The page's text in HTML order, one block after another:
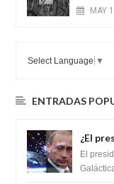
MAY
Select Language ▼
ENTRADAS
¿El
El